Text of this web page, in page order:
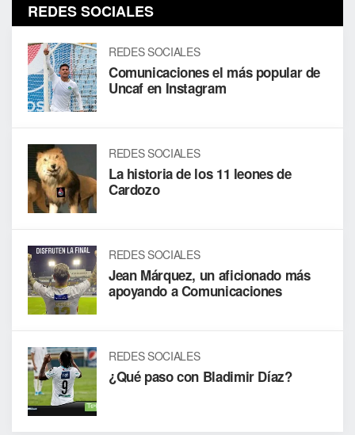
REDES SOCIALES
REDES SOCIALES
Comunicaciones el más popular de
Uncaf en Instagram
REDES SOCIALES
La historia de los 11 leones de
Cardozo
REDES SOCIALES
Jean Márquez, un aficionado más
apoyando a Comunicaciones
REDES SOCIALES
¿Qué paso con Bladimir Díaz?